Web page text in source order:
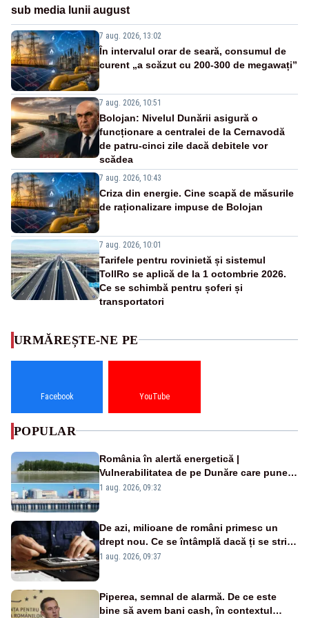
sub media lunii august
7 aug. 2026, 13:02
În intervalul orar de seară, consumul de
curent „a scăzut cu 200-300 de megawați”
7 aug. 2026, 10:51
Bolojan: Nivelul Dunării asigură o
funcționare a centralei de la Cernavodă
de patru-cinci zile dacă debitele vor
scădea
7 aug. 2026, 10:43
Criza din energie. Cine scapă de măsurile
de raționalizare impuse de Bolojan
7 aug. 2026, 10:01
Tarifele pentru rovinietă și sistemul
TollRo se aplică de la 1 octombrie 2026.
Ce se schimbă pentru șoferi și
transportatori
URMĂREȘTE-NE PE
Facebook YouTube
POPULAR
România în alertă energetică |
Vulnerabilitatea de pe Dunăre care pune
în pericol Centrala Cernavodă era
1 aug. 2026, 09:32
De azi, milioane de români primesc un
drept nou. Ce se întâmplă dacă ți se strică
un produs
1 aug. 2026, 09:37
Piperea, semnal de alarmă. De ce este
bine să avem bani cash, în contextul